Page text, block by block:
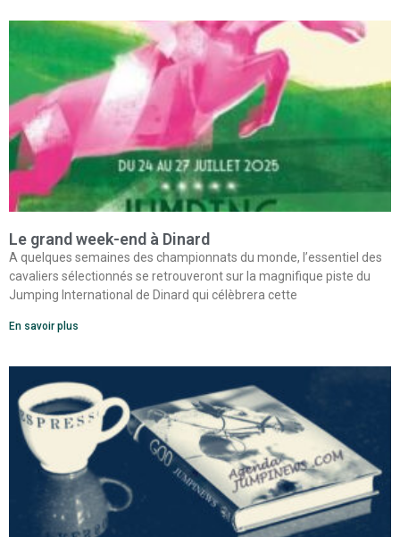
Le grand week-end à Dinard
A quelques semaines des championnats du monde, l’essentiel des
cavaliers sélectionnés se retrouveront sur la magnifique piste du
Jumping International de Dinard qui célèbrera cette
En savoir plus